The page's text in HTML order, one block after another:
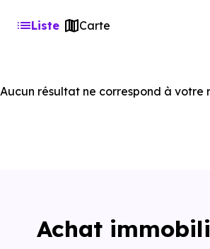
Liste Carte
Aucun résultat ne correspond à votre
Achat